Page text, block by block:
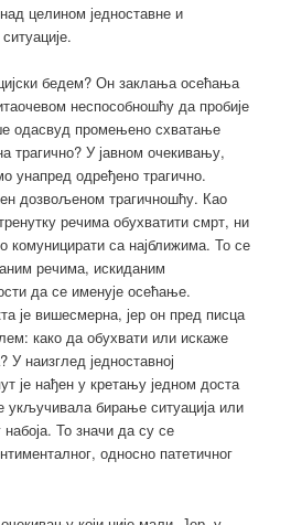
целином једноставне и
бедем? Он заклања осећања
неспособношћу да пробије
одасвуд промењено схватање
трагично? У јавном очекивању,
унапред одређено трагично.
дозвољеном трагичношћу. Као
речима обухватити смрт, ни
комуницирати са најближима. То се
речима, искиданим
да се именује осећање.
је вишесмерна, јер он пред писца
како да обухвати или искаже
наизглед једноставној
је нађен у кретању једном доста
укључивала бирање ситуација или
набоја. То значи да су се
односно патетичног